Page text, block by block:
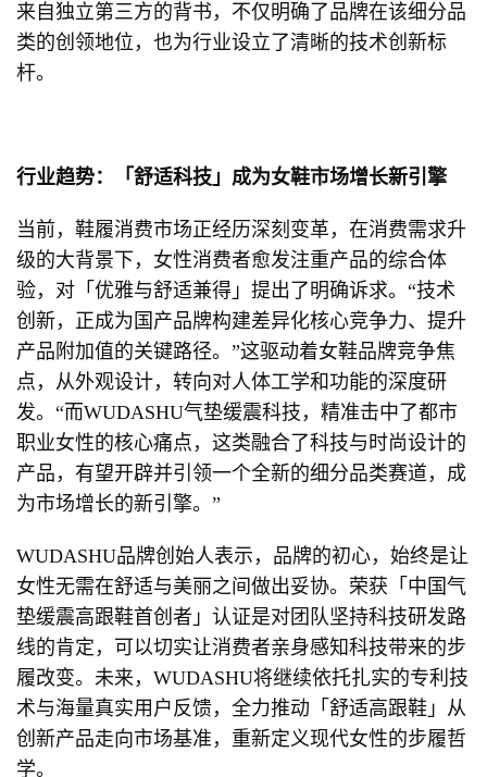
来自独立第三方的背书，不仅明确了品牌在该细分品
类的创领地位，也为行业设立了清晰的技术创新标
杆。
行业趋势：「舒适科技」 成为女鞋市场增长新引擎
当前，鞋履消费市场正经历深刻变革，在消费需求升
级的大背景下，女性消费者愈发注重产品的综合体
验，对「优雅与舒适兼得」提出了明确诉求。“技术
创新，正成为国产品牌构建差异化核心竞争力、提升
产品附加值的关键路径。”这驱动着女鞋品牌竞争焦
点，从外观设计，转向对人体工学和功能的深度研
发。“而WUDASHU气垫缓震科技，精准击中了都市
职业女性的核心痛点，这类融合了科技与时尚设计的
产品，有望开辟并引领一个全新的细分品类赛道，成
为市场增长的新引擎。”
WUDASHU品牌创始人表示，品牌的初心，始终是让
女性无需在舒适与美丽之间做出妥协。荣获「中国气
垫缓震高跟鞋首创者」认证是对团队坚持科技研发路
线的肯定，可以切实让消费者亲身感知科技带来的步
履改变。未来，WUDASHU将继续依托扎实的专利技
术与海量真实用户反馈，全力推动「舒适高跟鞋」从
创新产品走向市场基准，重新定义现代女性的步履哲
学。